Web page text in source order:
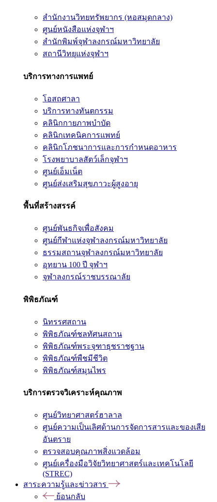
สำนักงานวิทยทรัพยากร (หอสมุดกลาง)
ศูนย์หนังสือแห่งจุฬาฯ
สำนักพิมพ์จุฬาลงกรณ์มหาวิทยาลัย
สถานีวิทยุแห่งจุฬาฯ
บริการทางการแพทย์
โอสถศาลา
บริการทางทันตกรรม
คลินิกกายภาพบำบัด
คลินิกเทคนิคการแพทย์
คลินิกโภชนาการและการกำหนดอาหาร
โรงพยาบาลสัตว์เล็กจุฬาฯ
ศูนย์เอ็มเน็ต
ศูนย์ส่งเสริมสุขภาวะผู้สูงอายุ
พื้นที่สร้างสรรค์
ศูนย์พันธกิจเพื่อสังคม
ศูนย์กีฬาแห่งจุฬาลงกรณ์มหาวิทยาลัย
ธรรมสถานจุฬาลงกรณ์มหาวิทยาลัย
อุทยาน 100 ปี จุฬาฯ
จุฬาลงกรณ์ราชบรรณาลัย
พิพิธภัณฑ์
นิทรรศสถาน
พิพิธภัณฑ์ชลทัศนสถาน
พิพิธภัณฑ์พระจุฑาธุชราชฐาน
พิพิธภัณฑ์พืชมีชีวิต
พิพิธภัณฑ์สมุนไพร
บริการตรวจวิเคราะห์คุณภาพ
ศูนย์วิทยาศาสตร์ฮาลาล
ศูนย์ความเป็นเลิศด้านการจัดการสารและของเสีย
อันตราย
ตรวจสอบคุณภาพสิ่งแวดล้อม
ศูนย์เครื่องมือวิจัยวิทยาศาสตร์และเทคโนโลยี
(STREC)
สาระความรู้และข่าวสาร
ย้อนกลับ